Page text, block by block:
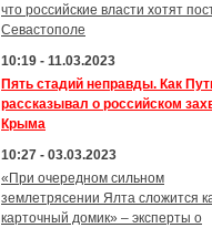
что российские власти хотят
Севастополе
10:19 - 11.03.2023
Пять стадий неправды. Как
рассказывал о российском
Крыма
10:27 - 03.03.2023
«При очередном сильном
землетрясении Ялта сложится
карточный домик» – эксперты о